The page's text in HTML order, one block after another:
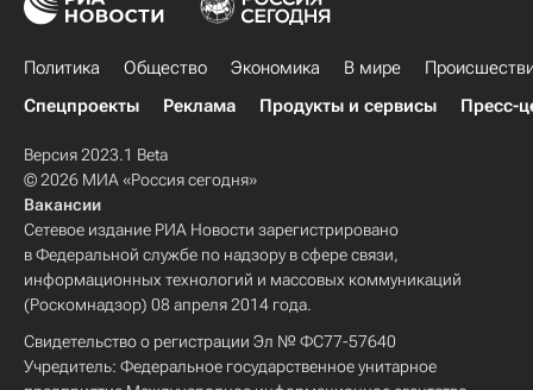
Политика Общество Экономика В мире
Спецпроекты
Реклама Продукты и сервисы Пресс-
Версия 2023.1 Beta
© 2026 МИА «Россия сегодня»
Вакансии
Сетевое издание РИА Новости зарегистрировано
в Федеральной службе по надзору в сфере связи,
информационных технологий и массовых коммуникаций
(Роскомнадзор) 08 апреля 2014 года.
Свидетельство о регистрации Эл № ФС77-57640
Учредитель: Федеральное государственное унитарное